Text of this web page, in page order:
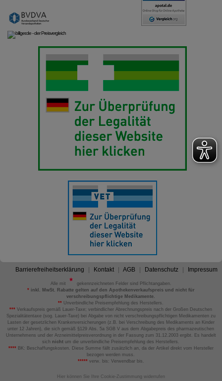
Barrierefreiheitserklärung Kontakt AGB Datenschutz Impressum
Alle mit
gekennzeichneten Felder sind Pflichtangaben.
*inkl. MwSt. Rabatte gelten auf den Apothekenverkaufspreis und nicht für
verschreibungspflichtige Medikamente.
** Unverbindliche Preisempfehlung des Herstellers.
*** Verkaufspreis gemäß Lauer-Taxe; verbindlicher Abrechnungspreis nach der Großen Deutschen
Spezialitätentaxe (sog. Lauer-Taxe) bei Abgabe von nicht verschreibungspflichtigen Medikamenten zu
Lasten der gesetzlichen Krankenversicherungen (z.B. bei Verschreibung des Medikaments an Kinder
unter 12 Jahren), die sich gemäß §129 Abs. 5a SGB V aus dem Abgabepreis des pharmazeutischen
Unternehmens und der Arzneimittelpreisverordnung in der Fassung zum 31.12.2003 ergibt. Es handelt
sich nicht um die unverbindliche Preisempfehlung des Herstellers.
****BK: Beschaffungskosten. Diese Summe fällt zusätzlich an, da der Artikel direkt vom Hersteller
bezogen werden muss.
*****verw. bis: Verwendbar bis.
Hier können Sie Ihre Cookie-Zustimmung widerrufen